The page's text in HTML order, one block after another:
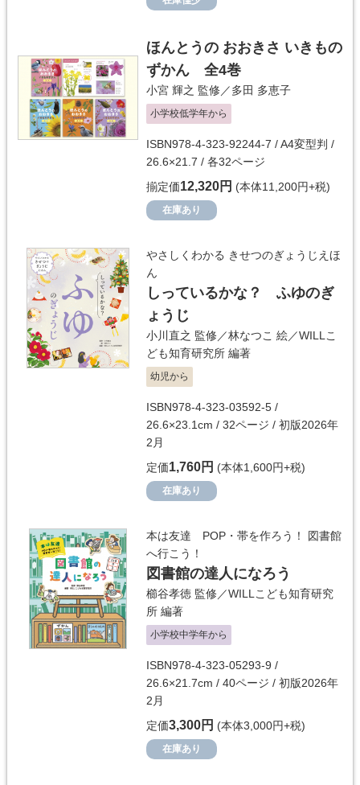
ほんとうの おおきさ いきもの
ずかん 全4巻
小宮 輝之 監修／多田 多恵子
小学校低学年から
ISBN978-4-323-92244-7 / A4変型判 /
26.6×21.7 / 各32ページ
揃定価12,320円 (本体11,200円+税)
在庫あり
やさしくわかる きせつのぎょうじえほ
ん
しっているかな？ ふゆのぎ
ょうじ
小川直之 監修／林なつこ 絵／WILLこ
ども知育研究所 編著
幼児から
ISBN978-4-323-03592-5 /
26.6×23.1cm / 32ページ / 初版2026年
2月
定価1,760円 (本体1,600円+税)
在庫あり
本は友達 POP・帯を作ろう！ 図書館
へ行こう！
図書館の達人になろう
櫛谷孝徳 監修／WILLこども知育研究
所 編著
小学校中学年から
ISBN978-4-323-05293-9 /
26.6×21.7cm / 40ページ / 初版2026年
2月
定価3,300円 (本体3,000円+税)
在庫あり